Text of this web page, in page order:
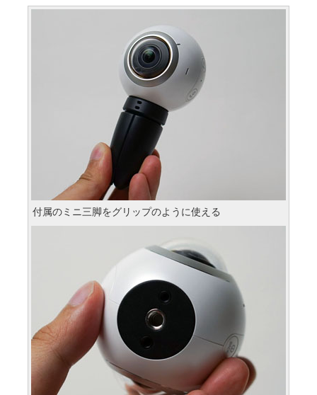
付属のミニ三脚をグリップのように使える